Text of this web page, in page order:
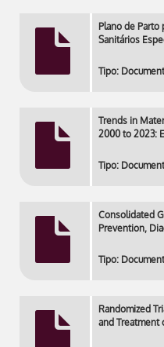
Plano de Parto
Sanitários
Tipo:
Trends in
2000 to 2023:
Tipo:
Consolidated
Prevention,
Tipo:
Randomized
and Treatment